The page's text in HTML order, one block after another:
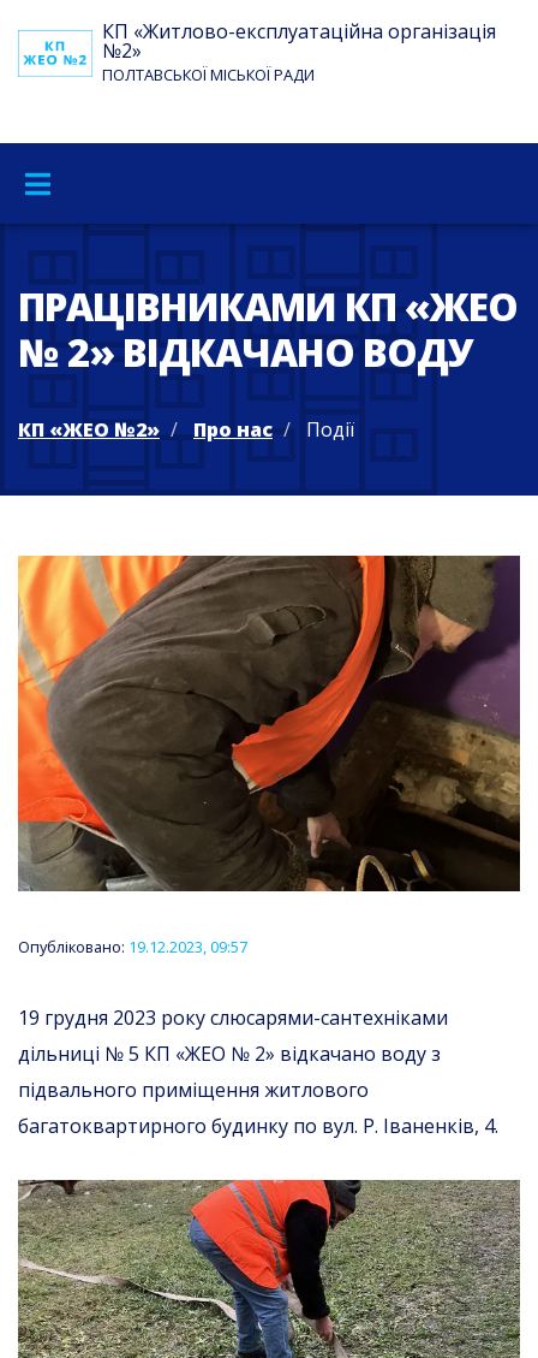
КП «Житлово-експлуатаційна організація
№2»
ПОЛТАВСЬКОЇ МІСЬКОЇ РАДИ
ПРАЦІВНИКАМИ КП «ЖЕО
№ 2» ВІДКАЧАНО ВОДУ
КП «ЖЕО №2» Про нас Події
Опубліковано: 19.12.2023, 09:57
19 грудня 2023 року слюсарями-сантехніками
дільниці № 5 КП «ЖЕО № 2» відкачано воду з
підвального приміщення житлового
багатоквартирного будинку по вул. Р. Іваненків, 4.